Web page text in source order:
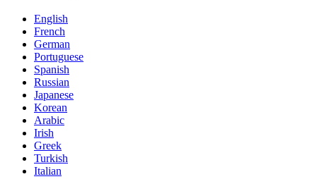
English
French
German
Portuguese
Spanish
Russian
Japanese
Korean
Arabic
Irish
Greek
Turkish
Italian